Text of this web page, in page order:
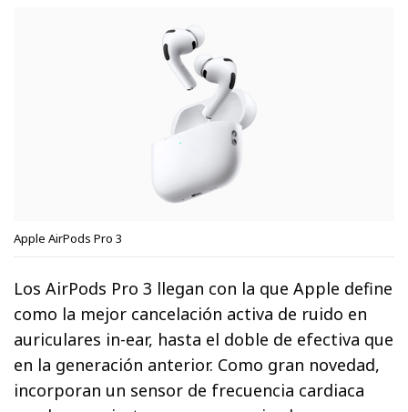
Apple AirPods Pro 3
Los AirPods Pro 3 llegan con la que Apple define
como la mejor cancelación activa de ruido en
auriculares in-ear, hasta el doble de efectiva que
en la generación anterior. Como gran novedad,
incorporan un sensor de frecuencia cardiaca